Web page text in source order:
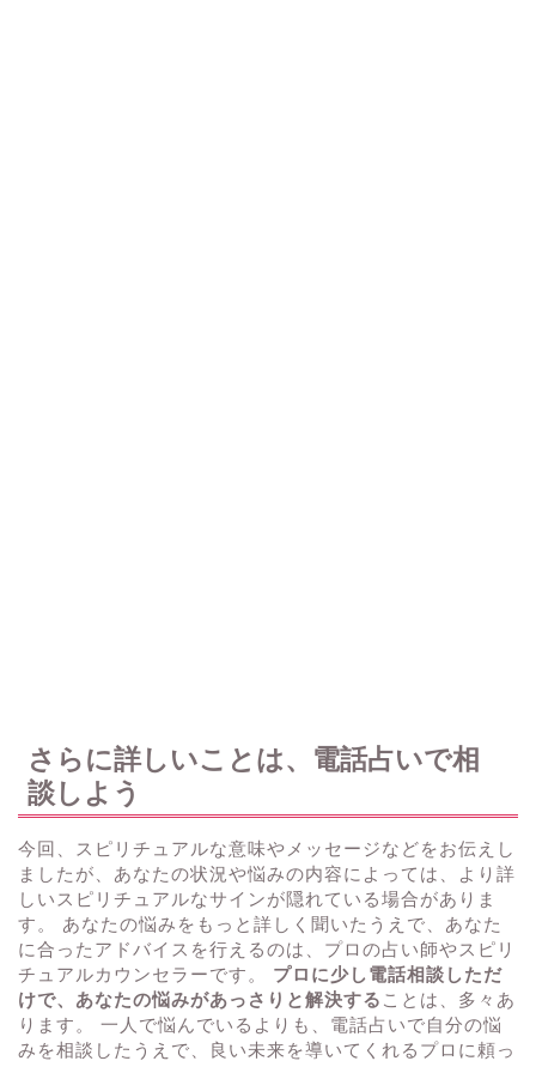
さらに詳しいことは、電話占いで相
談しよう
今回、スピリチュアルな意味やメッセージなどをお伝えし
ましたが、あなたの状況や悩みの内容によっては、より詳
しいスピリチュアルなサインが隠れている場合がありま
す。 あなたの悩みをもっと詳しく聞いたうえで、あなた
に合ったアドバイスを行えるのは、プロの占い師やスピリ
チュアルカウンセラーです。 プロに少し電話相談しただ
けで、あなたの悩みがあっさりと解決する ことは、多々あ
ります。 一人で悩んでいるよりも、電話占いで自分の悩
みを相談したうえで、良い未来を導いてくれるプロに頼っ